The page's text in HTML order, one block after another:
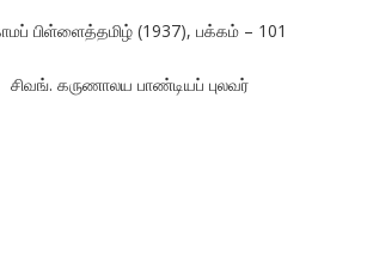
(1937), பக்கம் – 101
கருணாலய பாண்டியப் புலவர்